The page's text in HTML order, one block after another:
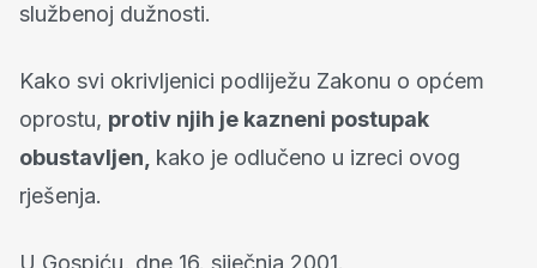
službenoj dužnosti.
Kako svi okrivljenici podliježu Zakonu o općem
oprostu, protiv njih je kazneni postupak
obustavljen, kako je odlučeno u izreci ovog
rješenja.